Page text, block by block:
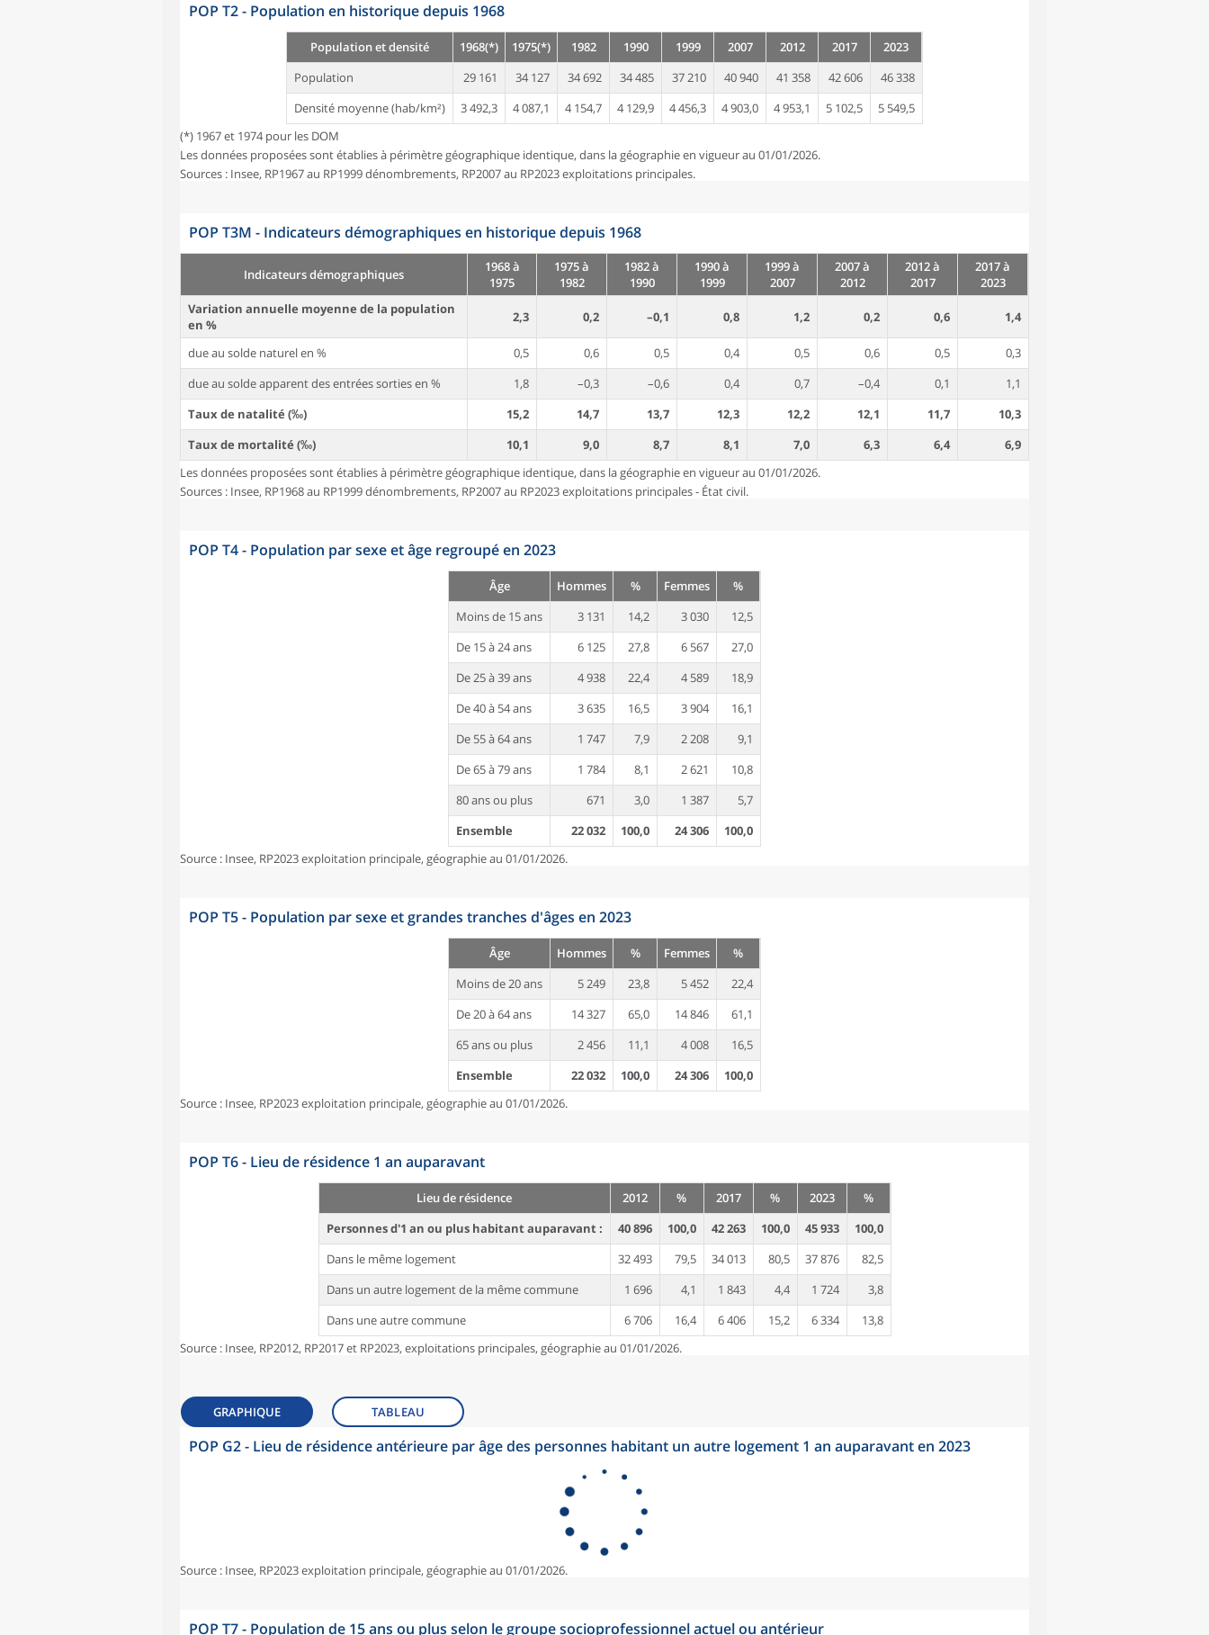
POP T2 - Population en historique depuis 1968
Population et densité 1968(*) 1975(*) 1982 1990 1999 2007 2012 2017
2023
Population
29 161 34 127 34 692 34 485 37 210 40 940 41 358 42 606
46 338
Densité moyenne (hab/km²)
3 492,3 4 087,1 4 154,7 4 129,9 4 456,3 4 903,0 4 953,1 5 102,5
5 549,5
(*) 1967 et 1974 pour les DOM
Les données proposées sont établies à périmètre géographique identique, dans la géographie en vigueur au 01/01/2026.
Sources : Insee, RP1967 au RP1999 dénombrements, RP2007 au RP2023 exploitations principales.
POP T3M - Indicateurs démographiques en historique depuis 1968
Indicateurs démographiques
1968 à
1975
1975 à
1982
1982 à
1990
1990 à
1999
1999 à
2007
2007 à
2012
2012 à
2017
2017 à
2023
Variation annuelle moyenne de la population
en %
2,3 0,2 –0,1 0,8 1,2 0,2 0,6 1,4
due au solde naturel en % 0,5 0,6 0,5 0,4 0,5 0,6 0,5
0,3
due au solde apparent des entrées sorties en %
1,8 –0,3 –0,6 0,4 0,7 –0,4 0,1
1,1
Taux de natalité (‰)
15,2 14,7 13,7 12,3 12,2 12,1 11,7
10,3
Taux de mortalité (‰)
10,1 9,0 8,7 8,1 7,0 6,3 6,4
6,9
Les données proposées sont établies à périmètre géographique identique, dans la géographie en vigueur au 01/01/2026.
Sources : Insee, RP1968 au RP1999 dénombrements, RP2007 au RP2023 exploitations principales - État civil.
POP T4 - Population par sexe et âge regroupé en 2023
Âge Hommes % Femmes
%
Moins de 15 ans
3 131 14,2 3 030
12,5
De 15 à 24 ans
6 125 27,8 6 567
27,0
De 25 à 39 ans
4 938 22,4 4 589
18,9
De 40 à 54 ans
3 635 16,5 3 904
16,1
De 55 à 64 ans
1 747 7,9 2 208
9,1
De 65 à 79 ans
1 784 8,1 2 621
10,8
80 ans ou plus
671 3,0 1 387
5,7
Ensemble
22 032 100,0 24 306
100,0
Source : Insee, RP2023 exploitation principale, géographie au 01/01/2026.
POP T5 - Population par sexe et grandes tranches d'âges en 2023
Âge Hommes % Femmes
%
Moins de 20 ans
5 249 23,8 5 452
22,4
De 20 à 64 ans
14 327 65,0 14 846
61,1
65 ans ou plus
2 456 11,1 4 008
16,5
Ensemble
22 032 100,0 24 306
100,0
Source : Insee, RP2023 exploitation principale, géographie au 01/01/2026.
POP T6 - Lieu de résidence 1 an auparavant
Lieu de résidence 2012 % 2017 % 2023
%
Personnes d'1 an ou plus habitant auparavant :
40 896 100,0 42 263 100,0 45 933
100,0
Dans le même logement
32 493 79,5 34 013 80,5 37 876
82,5
Dans un autre logement de la même commune
1 696 4,1 1 843 4,4 1 724
3,8
Dans une autre commune
6 706 16,4 6 406 15,2 6 334
13,8
Source : Insee, RP2012, RP2017 et RP2023, exploitations principales, géographie au 01/01/2026.
GRAPHIQUE TABLEAU
POP G2 - Lieu de résidence antérieure par âge des personnes habitant un autre logement 1 an auparavant en 2023
Source : Insee, RP2023 exploitation principale, géographie au 01/01/2026.
POP T7 - Population de 15 ans ou plus selon le groupe socioprofessionnel actuel ou antérieur